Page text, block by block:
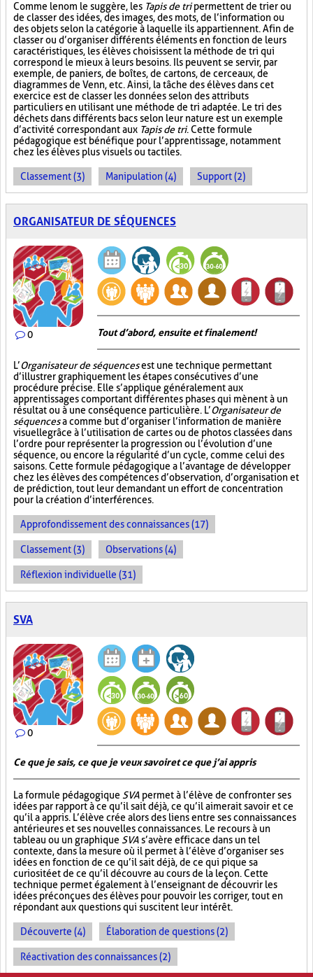
Comme le nom le suggère, les Tapis de tripermettent de trier ou
de classer des idées, des images, des mots, de l’information ou
des objets selon la catégorie à laquelle ils appartiennent. Afin de
classer ou d’organiser différents éléments en fonction de leurs
caractéristiques, les élèves choisissent la méthode de tri qui
correspond le mieux à leurs besoins. Ils peuvent se servir, par
exemple, de paniers, de boîtes, de cartons, de cerceaux, de
diagrammes de Venn, etc. Ainsi, la tâche des élèves dans cet
exercice est de classer les données selon des attributs
particuliers en utilisant une méthode de tri adaptée. Le tri des
déchets dans différents bacs selon leur nature est un exemple
d’activité correspondant aux Tapis de tri. Cette formule
pédagogique est bénéfique pour l’apprentissage, notamment
chez les élèves plus visuels ou tactiles.
Classement (3) Manipulation (4) Support (2)
ORGANISATEUR DE SÉQUENCES
0 Tout d’abord, ensuite et finalement!
L’Organisateur de séquencesest une technique permettant
d’illustrer graphiquement les étapes consécutives d’une
procédure précise. Elle s’applique généralement aux
apprentissages comportant différentes phases qui mènent à un
résultat ou à une conséquence particulière. L’Organisateur de
séquencesa comme but d’organiser l’information de manière
visuellegrâce à l’utilisation de cartes ou de photos classées dans
l’ordre pour représenter la progression ou l’évolution d’une
séquence, ou encore la régularité d’un cycle, comme celui des
saisons. Cette formule pédagogique a l’avantage de développer
chez les élèves des compétences d’observation, d’organisation et
de prédiction, tout leur demandant un effort de concentration
pour la création d’interférences.
Approfondissement des connaissances (17)
Classement (3) Observations (4)
Réflexion individuelle (31)
SVA
0
Ce que je sais, ce que je veux savoir et ce que j’ai appris
La formule pédagogique SVA permet à l’élève de confronter ses
idées par rapport à ce qu’il sait déjà, ce qu’il aimerait savoir et ce
qu’il a appris. L’élève crée alors des liens entre ses connaissances
antérieures et ses nouvelles connaissances. Le recours à un
tableau ou un graphique SVA s’avère efficace dans un tel
contexte, dans la mesure où il permet à l’élève d’organiser ses
idées en fonction de ce qu’il sait déjà, de ce qui pique sa
curiosité et de ce qu’il découvre au cours de la leçon. Cette
technique permet également à l’enseignant de découvrir les
idées préconçues des élèves pour pouvoir les corriger, tout en
répondant aux questions qui suscitent leur intérêt.
Découverte (4) Élaboration de questions (2)
Réactivation des connaissances (2)